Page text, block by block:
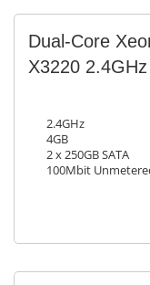
Dual-Core
X3220 2.4GHz
2.4GHz
4GB
2 x 250GB SATA
100Mbit